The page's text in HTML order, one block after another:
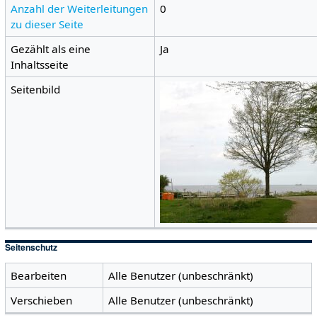
Anzahl der Weiterleitungen
zu dieser Seite
0
Gezählt als eine
Inhaltsseite
Ja
Seitenbild
Seitenschutz
Bearbeiten
Alle Benutzer (unbeschränkt)
Verschieben
Alle Benutzer (unbeschränkt)